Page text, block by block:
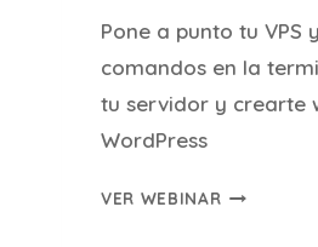
Pone a punto tu VPS
comandos en la
tu servidor y crearte
WordPress
VER WEBINAR